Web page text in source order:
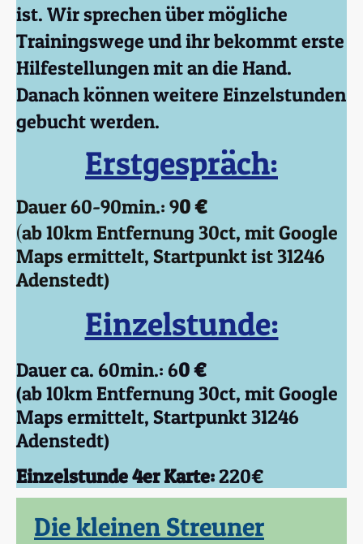
ist. Wir sprechen über mögliche
Trainingswege und ihr bekommt erste
Hilfestellungen mit an die Hand.
Danach können weitere Einzelstunden
gebucht werden.
Erstgespräch:
Dauer 60-90min.: 90 €
(ab 10km Entfernung 30ct, mit Google
Maps ermittelt, Startpunkt ist 31246
Adenstedt)
Einzelstunde:
Dauer ca. 60min.: 60 €
(ab 10km Entfernung 30ct, mit Google
Maps ermittelt, Startpunkt 31246
Adenstedt)
Einzelstunde 4er Karte:220€
Die kleinen Streuner